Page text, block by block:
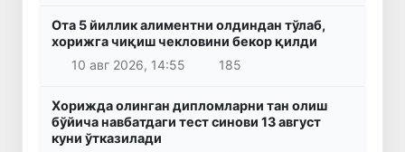
Ота 5 йиллик алиментни олдиндан тўлаб,
хорижга чиқиш чекловини бекор қилди
10 авг 2026, 14:55
185
Хорижда олинган дипломларни тан олиш
бўйича навбатдаги тест синови 13 август
куни ўтказилади